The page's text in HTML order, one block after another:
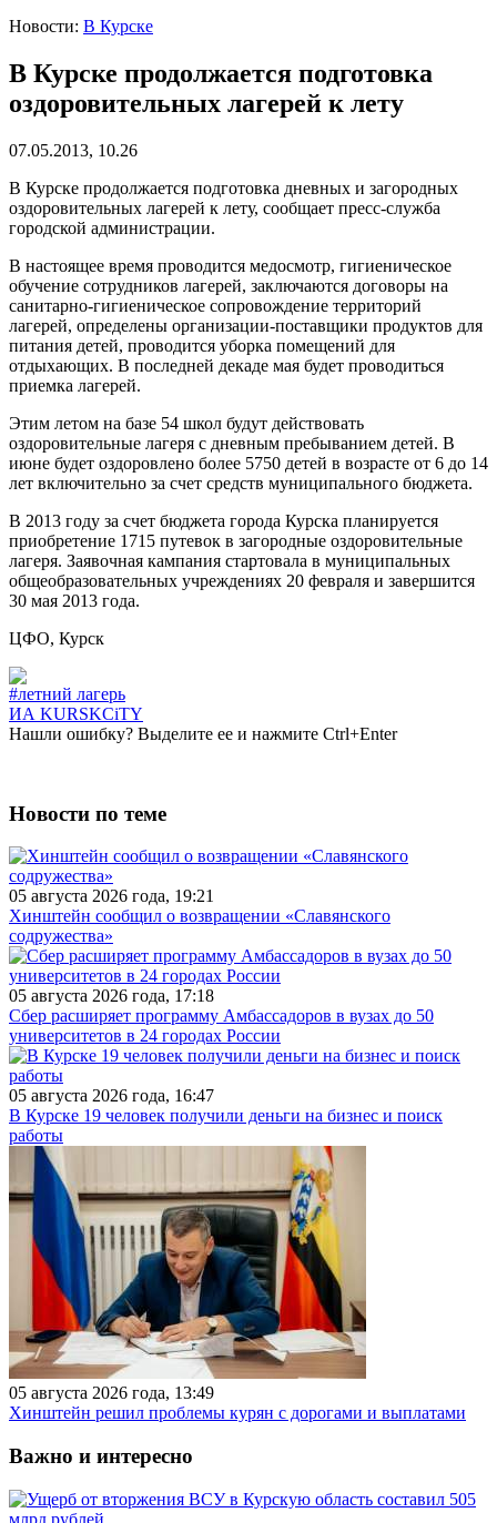
Новости: В Курске
В Курске продолжается подготовка
оздоровительных лагерей к лету
07.05.2013, 10.26
В Курске продолжается подготовка дневных и загородных
оздоровительных лагерей к лету, сообщает пресс-служба
городской администрации.
В настоящее время проводится медосмотр, гигиеническое
обучение сотрудников лагерей, заключаются договоры на
санитарно-гигиеническое сопровождение территорий
лагерей, определены организации-поставщики продуктов для
питания детей, проводится уборка помещений для
отдыхающих. В последней декаде мая будет проводиться
приемка лагерей.
Этим летом на базе 54 школ будут действовать
оздоровительные лагеря с дневным пребыванием детей. В
июне будет оздоровлено более 5750 детей в возрасте от 6 до 14
лет включительно за счет средств муниципального бюджета.
В 2013 году за счет бюджета города Курска планируется
приобретение 1715 путевок в загородные оздоровительные
лагеря. Заявочная кампания стартовала в муниципальных
общеобразовательных учреждениях 20 февраля и завершится
30 мая 2013 года.
ЦФО, Курск
#летний лагерь
ИА KURSKCiTY
Нашли ошибку? Выделите ее и нажмите Ctrl+Enter
Новости по теме
05 августа 2026 года, 19:21
Хинштейн сообщил о возвращении «Славянского
содружества»
05 августа 2026 года, 17:18
Сбер расширяет программу Амбассадоров в вузах до 50
университетов в 24 городах России
05 августа 2026 года, 16:47
В Курске 19 человек получили деньги на бизнес и поиск
работы
05 августа 2026 года, 13:49
Хинштейн решил проблемы курян с дорогами и выплатами
Важно и интересно